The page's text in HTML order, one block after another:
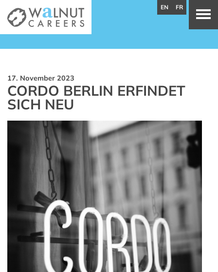
17. November 2023
CORDO BERLIN ERFINDET
SICH NEU
EN FR